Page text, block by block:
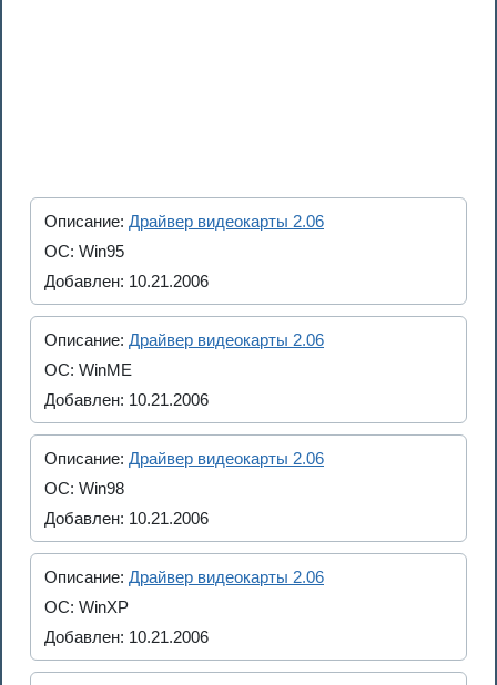
Описание: Драйвер видеокарты 2.06
ОС: Win95
Добавлен: 10.21.2006
Описание: Драйвер видеокарты 2.06
ОС: WinME
Добавлен: 10.21.2006
Описание: Драйвер видеокарты 2.06
ОС: Win98
Добавлен: 10.21.2006
Описание: Драйвер видеокарты 2.06
ОС: WinXP
Добавлен: 10.21.2006